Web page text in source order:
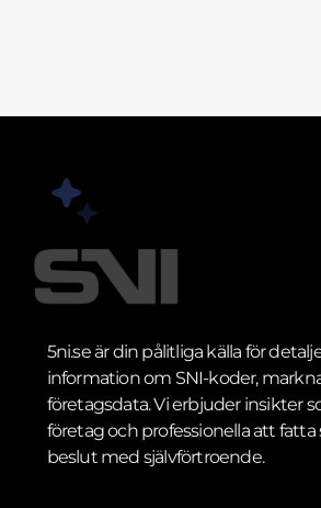
5ni.se är din pålitliga källa för
information om SNI-koder,
företagsdata. Vi erbjuder insikter
företag och professionella att fatta
beslut med självförtroende.